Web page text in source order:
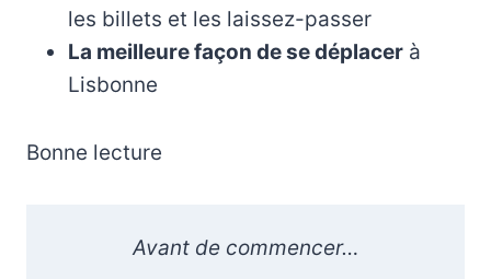
les billets et les laissez-passer
La meilleure façon de se déplacer à
Lisbonne
Bonne lecture
Avant de commencer…